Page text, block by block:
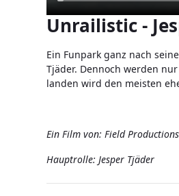
Unrailistic -
Ein Funpark ganz nach
Tjäder. Dennoch werden
landen wird den meisten
Ein Film von: Field Productions
Hauptrolle: Jesper Tjäder